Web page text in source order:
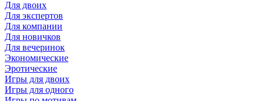
Для двоих
Для экспертов
Для компании
Для новичков
Для вечеринок
Экономические
Эротические
Игры для двоих
Игры для одного